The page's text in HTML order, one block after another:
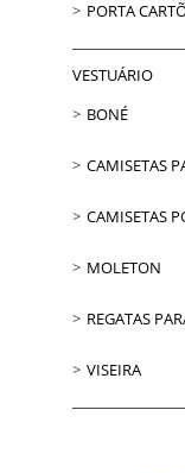
PORTA
VESTUÁRIO
BONÉ
CAMISETAS
CAMISETAS
MOLETON
REGATAS
VISEIRA